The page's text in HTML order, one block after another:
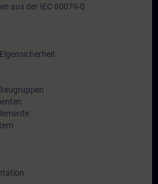
aus der IEC 60079-0